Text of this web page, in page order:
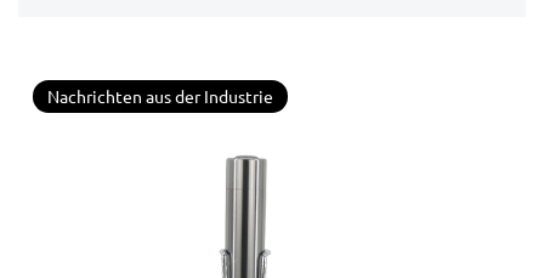
Nachrichten aus der Industrie